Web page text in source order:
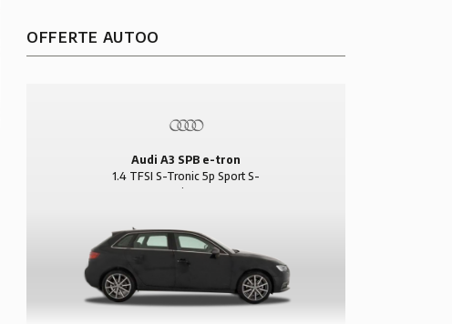
OFFERTE AUTOO
Audi A3 SPB e-tron
1.4 TFSI S-Tronic 5p Sport S-
Line